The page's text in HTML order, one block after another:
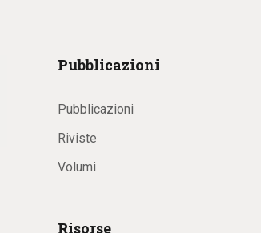
Pubblicazioni
Pubblicazioni
Riviste
Volumi
Risorse